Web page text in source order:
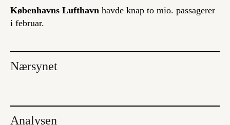
Københavns Lufthavn havde knap to mio. passagerer
i februar.
Nærsynet
Analysen